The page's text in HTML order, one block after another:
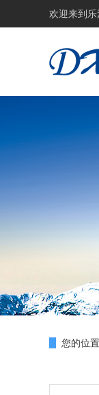
欢迎来到
您的位置